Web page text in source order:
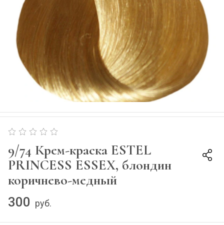
9/74 Крем-краска ESTEL
PRINCESS ESSEX, блондин
коричнево-медный
300 руб.